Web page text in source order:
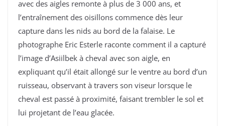
avec des aigles remonte à plus de 3 000 ans, et
l’entraînement des oisillons commence dès leur
capture dans les nids au bord de la falaise. Le
photographe Eric Esterle raconte comment il a capturé
l’image d’Asiilbek à cheval avec son aigle, en
expliquant qu’il était allongé sur le ventre au bord d’un
ruisseau, observant à travers son viseur lorsque le
cheval est passé à proximité, faisant trembler le sol et
lui projetant de l’eau glacée.